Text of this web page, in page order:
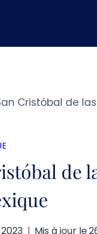
Cristóbal de
de
Mis à jour le